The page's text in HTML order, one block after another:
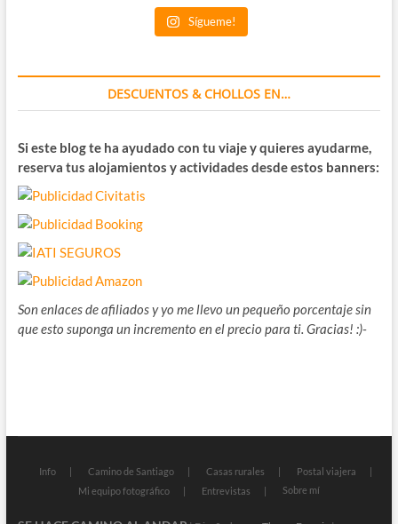
Sígueme!
DESCUENTOS & CHOLLOS EN…
Si este blog te ha ayudado con tu viaje y quieres ayudarme,
reserva tus alojamientos y actividades desde estos banners:
Son enlaces de afiliados y yo me llevo un pequeño porcentaje sin
que esto suponga un incremento en el precio para ti. Gracias! :)-
Info Camino de Santiago Casas rurales
Postal viajera
Mi equipo fotográfico
Entrevistas Sobre mí